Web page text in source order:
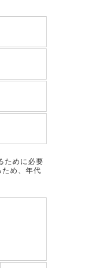
ために必要
め、年代